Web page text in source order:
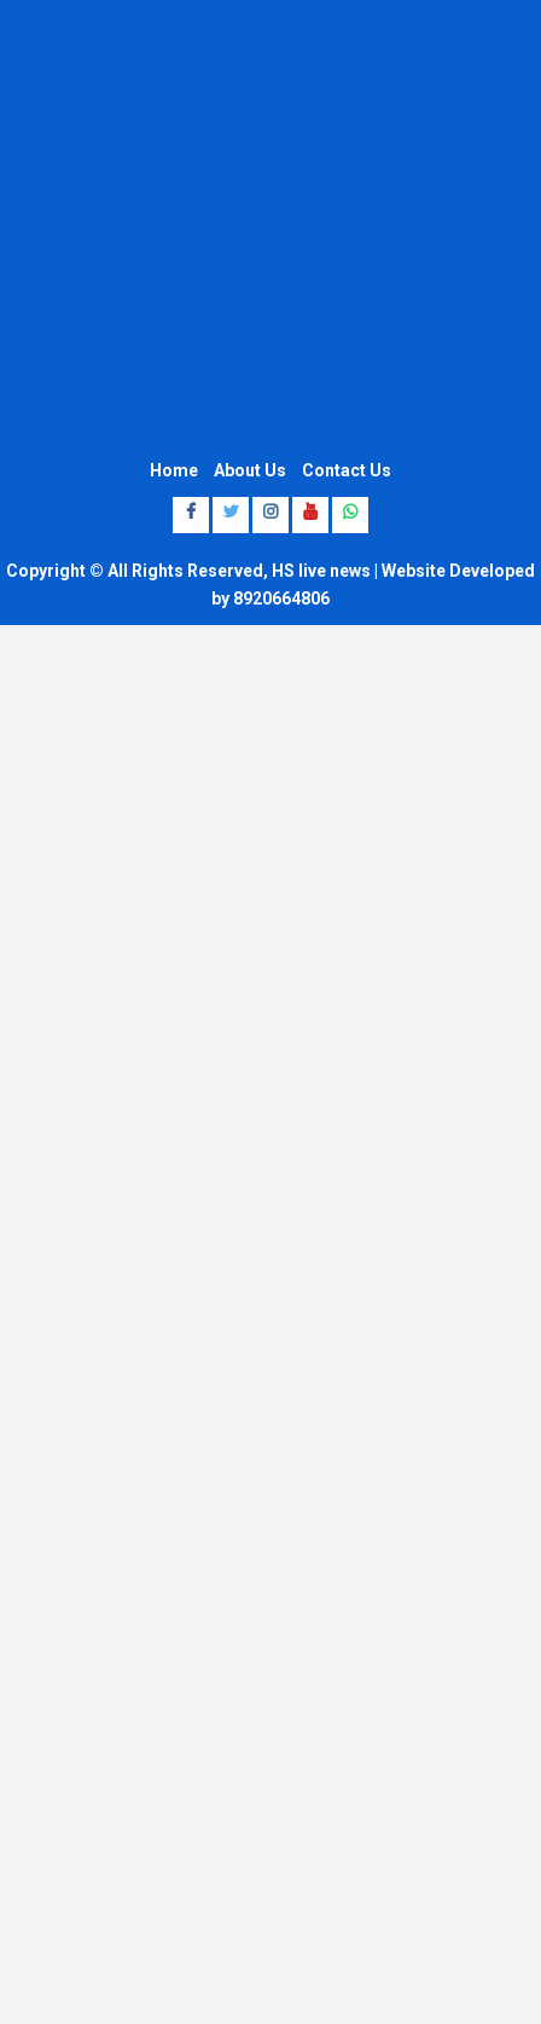
Home About Us Contact Us
Facebook
Twitter
Instagram
Youtube
Whatsapp
Copyright © All Rights Reserved, HS live news | Website Developed
by 8920664806